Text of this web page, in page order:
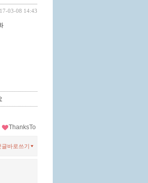
03-08 14:43
ThanksTo
글바로쓰기